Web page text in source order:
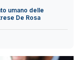
umano delle
De Rosa